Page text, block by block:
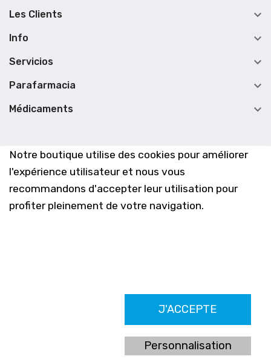
Notre boutique utilise des cookies pour améliorer
l'expérience utilisateur et nous vous
recommandons d'accepter leur utilisation pour
profiter pleinement de votre navigation.
J'ACCEPTE
Personnalisation
Les Clients 
Info 
Servicios 
Parafarmacia 
Médicaments 
Farmacia Los Altos nº756
N. Col. Colegio Oficial de Farmacéuticos de Alicante 4327
Nº de autorización A-790-F
C/ Moncayo, 97 (Vistalmar) Urb. Los Altos
03185 Torrevieja, Alicante (España)